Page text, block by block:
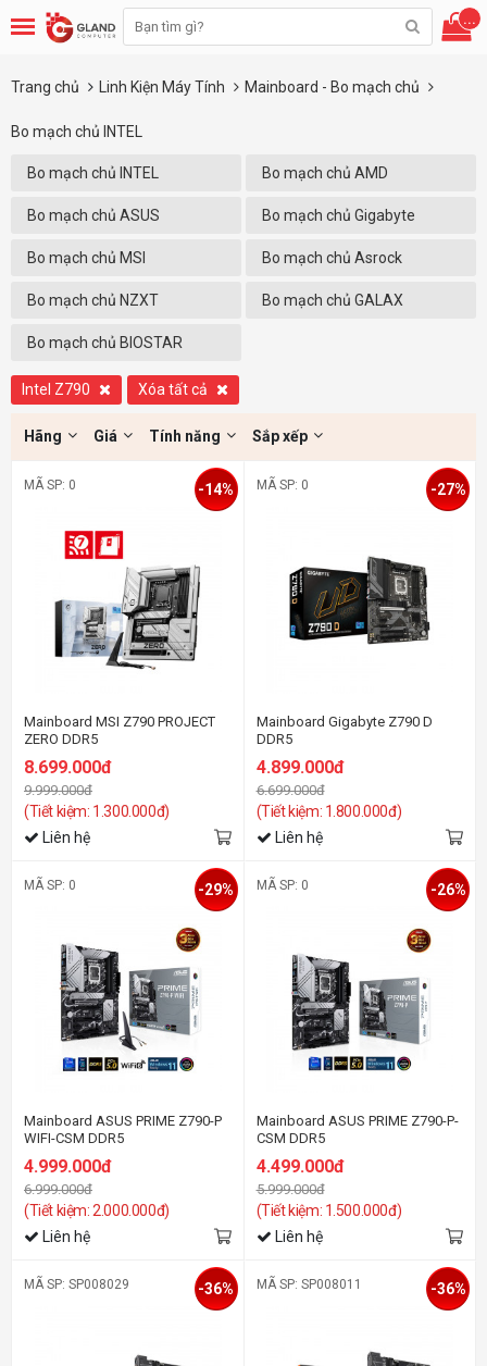
...
Trang chủ Linh Kiện Máy Tính Mainboard - Bo mạch chủ
Bo mạch chủ INTEL
Bo mạch chủ INTEL Bo mạch chủ AMD
Bo mạch chủ ASUS Bo mạch chủ Gigabyte
Bo mạch chủ MSI Bo mạch chủ Asrock
Bo mạch chủ NZXT Bo mạch chủ GALAX
Bo mạch chủ BIOSTAR
Intel Z790 Xóa tất cả
Hãng Giá Tính năng Sắp xếp
MÃ SP: 0
Mainboard MSI Z790 PROJECT
ZERO DDR5
8.699.000đ
9.999.000đ
(Tiết kiệm: 1.300.000đ)
-14%
Liên hệ
MÃ SP: 0
Mainboard Gigabyte Z790 D
DDR5
4.899.000đ
6.699.000đ
(Tiết kiệm: 1.800.000đ)
-27%
Liên hệ
MÃ SP: 0
Mainboard ASUS PRIME Z790-P
WIFI-CSM DDR5
4.999.000đ
6.999.000đ
(Tiết kiệm: 2.000.000đ)
-29%
Liên hệ
MÃ SP: 0
Mainboard ASUS PRIME Z790-P-
CSM DDR5
4.499.000đ
5.999.000đ
(Tiết kiệm: 1.500.000đ)
-26%
Liên hệ
MÃ SP: SP008029 -36% MÃ SP: SP008011 -36%